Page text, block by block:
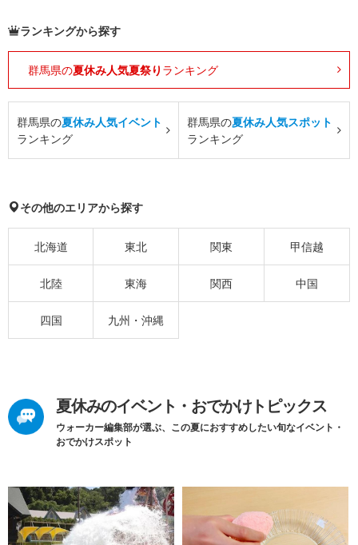
ランキングから探す
群馬県の夏休み人気夏祭り ランキング
群馬県の夏休み人気イベント
ランキング
群馬県の夏休み人気スポット
ランキング
その他のエリアから探す
北海道 東北 関東 甲信越
北陸 東海 関西 中国
四国 九州・沖縄
夏休みのイベント・おでかけトピックス
ウォーカー編集部が選ぶ、この夏におすすめしたい旬なイベント・
おでかけスポット